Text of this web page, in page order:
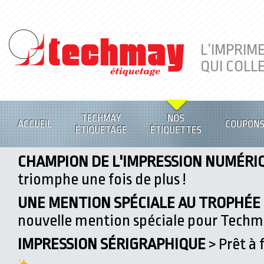
QUI
ACCUEIL
TECHMAY
ÉTIQUETAGE
NOS
ÉTIQUETTES
COUPONS
CHAMPION DE L'IMPRESSION
triomphe une fois de plus !
UNE MENTION SPÉCIALE AU
nouvelle mention spéciale pour
IMPRESSION SÉRIGRAPHIQUE> Prêt à